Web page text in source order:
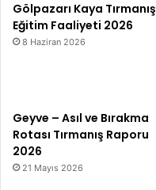
Gölpazarı Kaya Tırmanış
Eğitim Faaliyeti 2026
8 Haziran 2026
Geyve – Asıl ve Bırakma
Rotası Tırmanış Raporu
2026
21 Mayıs 2026